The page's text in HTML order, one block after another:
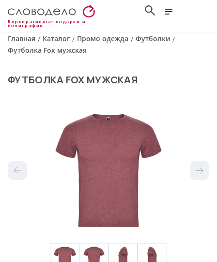
Корпоративные подарки и
полиграфия
Главная / Каталог / Промо одежда / Футболки /
Футболка Fox мужская
ФУТБОЛКА FOX МУЖСКАЯ